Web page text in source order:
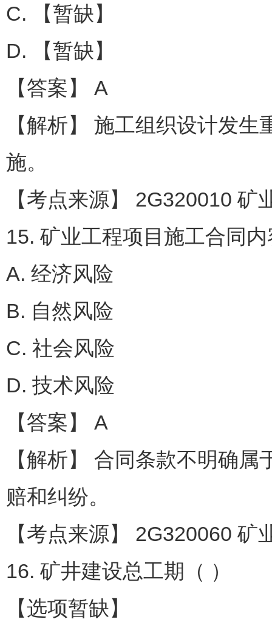
C. 【暂缺】
D. 【暂缺】
【答案】 A
【解析】 施工组织设计发
施。
【考点来源】 2G320010
15. 矿业工程项目施工合同
A. 经济风险
B. 自然风险
C. 社会风险
D. 技术风险
【答案】 A
【解析】 合同条款不明确
赔和纠纷。
【考点来源】 2G320060
16. 矿井建设总工期（ ）
【选项暂缺】